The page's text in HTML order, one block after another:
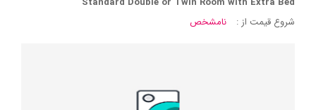
شروع قیمت از :
نامشخص